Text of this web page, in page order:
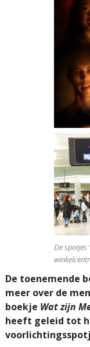
De spotjes
De toenemende
meer over de
boekje Wat zijn
heeft geleid tot